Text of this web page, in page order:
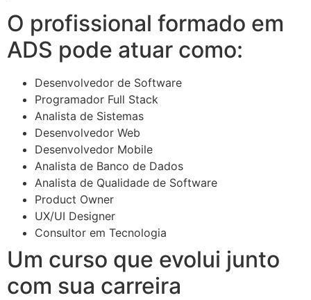
O profissional formado em
ADS pode atuar como:
Desenvolvedor de Software
Programador Full Stack
Analista de Sistemas
Desenvolvedor Web
Desenvolvedor Mobile
Analista de Banco de Dados
Analista de Qualidade de Software
Product Owner
UX/UI Designer
Consultor em Tecnologia
Um curso que evolui junto
com sua carreira